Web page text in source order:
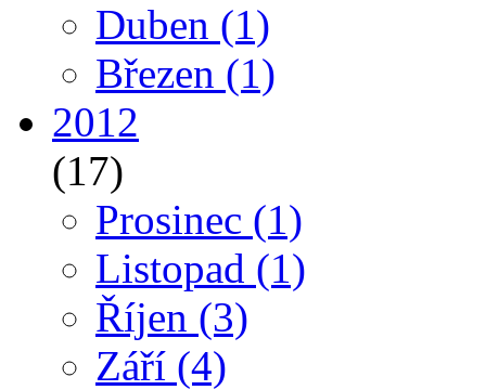
Duben (1)
Březen (1)
2012
(17)
Prosinec (1)
Listopad (1)
Říjen (3)
Září (4)